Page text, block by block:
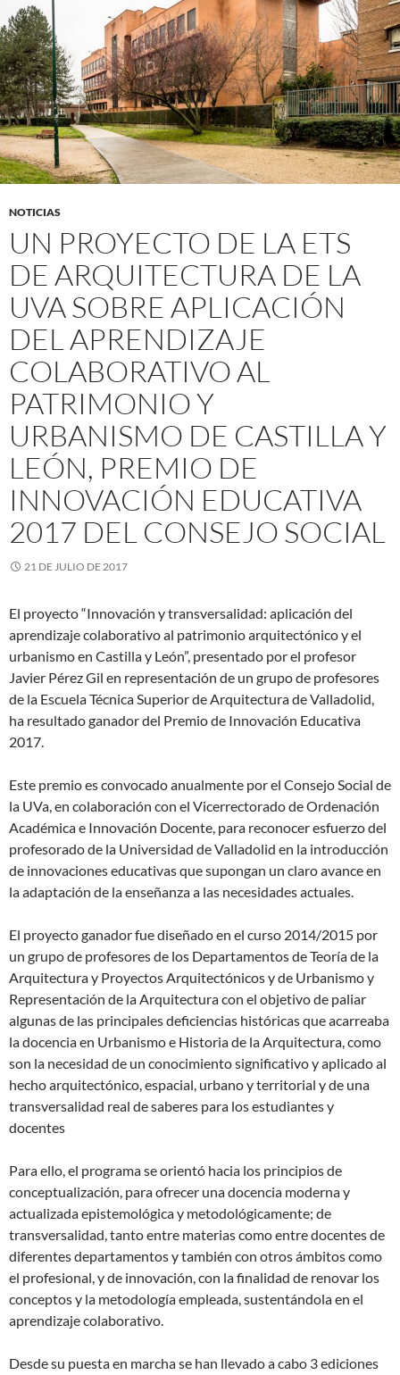
NOTICIAS
UN PROYECTO DE LA ETS
DE ARQUITECTURA DE LA
UVA SOBRE APLICACIÓN
DEL APRENDIZAJE
COLABORATIVO AL
PATRIMONIO Y
URBANISMO DE CASTILLA Y
LEÓN, PREMIO DE
INNOVACIÓN EDUCATIVA
2017 DEL CONSEJO SOCIAL
21 DE JULIO DE 2017
El proyecto “Innovación y transversalidad: aplicación del
aprendizaje colaborativo al patrimonio arquitectónico y el
urbanismo en Castilla y León”, presentado por el profesor
Javier Pérez Gil en representación de un grupo de profesores
de la Escuela Técnica Superior de Arquitectura de Valladolid,
ha resultado ganador del Premio de Innovación Educativa
2017.
Este premio es convocado anualmente por el Consejo Social de
la UVa, en colaboración con el Vicerrectorado de Ordenación
Académica e Innovación Docente, para reconocer esfuerzo del
profesorado de la Universidad de Valladolid en la introducción
de innovaciones educativas que supongan un claro avance en
la adaptación de la enseñanza a las necesidades actuales.
El proyecto ganador fue diseñado en el curso 2014/2015 por
un grupo de profesores de los Departamentos de Teoría de la
Arquitectura y Proyectos Arquitectónicos y de Urbanismo y
Representación de la Arquitectura con el objetivo de paliar
algunas de las principales deficiencias históricas que acarreaba
la docencia en Urbanismo e Historia de la Arquitectura, como
son la necesidad de un conocimiento significativo y aplicado al
hecho arquitectónico, espacial, urbano y territorial y de una
transversalidad real de saberes para los estudiantes y
docentes
Para ello, el programa se orientó hacia los principios de
conceptualización, para ofrecer una docencia moderna y
actualizada epistemológica y metodológicamente; de
transversalidad, tanto entre materias como entre docentes de
diferentes departamentos y también con otros ámbitos como
el profesional, y de innovación, con la finalidad de renovar los
conceptos y la metodología empleada, sustentándola en el
aprendizaje colaborativo.
Desde su puesta en marcha se han llevado a cabo 3 ediciones